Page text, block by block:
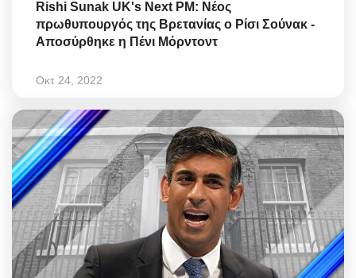
Rishi Sunak UK's Next PM: Νέος
πρωθυπουργός της Βρετανίας ο Ρίσι Σούνακ -
Αποσύρθηκε η Πένι Μόρντοντ
Οκτ 24, 2022